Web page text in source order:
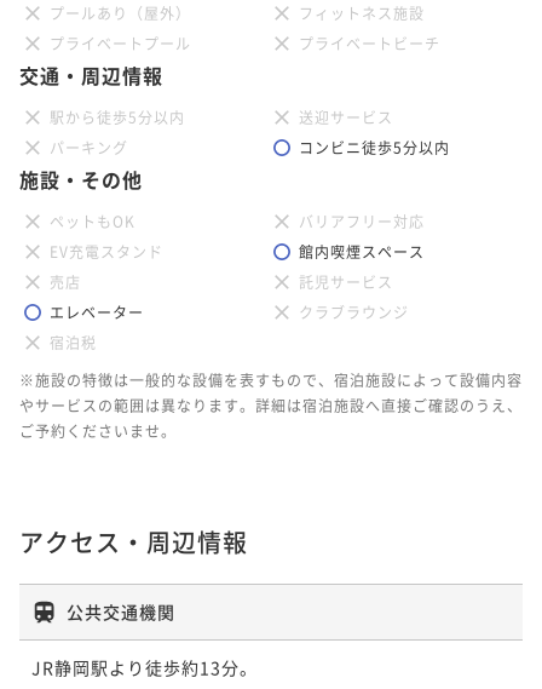
プールあり（屋外）
フィットネス施設
プライベートプール
プライベートビーチ
交通・周辺情報
駅から徒歩5分以内
送迎サービス
パーキング
コンビニ徒歩5分以内
施設・その他
ペットもOK
バリアフリー対応
EV充電スタンド
館内喫煙スペース
売店
託児サービス
エレベーター
クラブラウンジ
宿泊税
※施設の特徴は一般的な設備を表すもので、宿泊施設によって設備内容
やサービスの範囲は異なります。詳細は宿泊施設へ直接ご確認のうえ、
ご予約くださいませ。
アクセス・周辺情報
公共交通機関
JR静岡駅より徒歩約13分。